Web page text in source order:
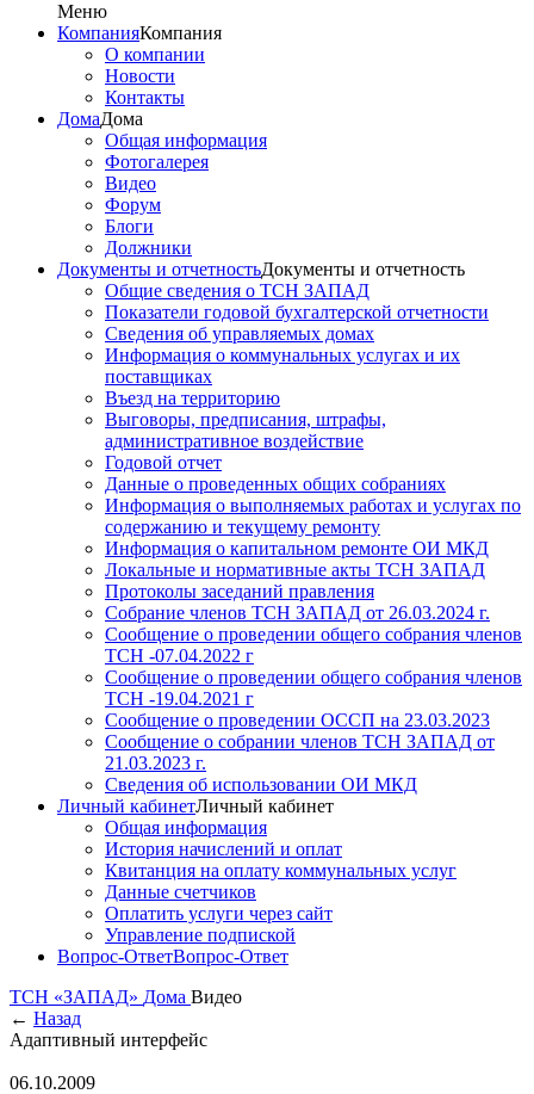
Меню
КомпанияКомпания
О компании
Новости
Контакты
ДомаДома
Общая информация
Фотогалерея
Видео
Форум
Блоги
Должники
Документы и отчетностьДокументы и отчетность
Общие сведения о ТСН ЗАПАД
Показатели годовой бухгалтерской отчетности
Сведения об управляемых домах
Информация о коммунальных услугах и их
поставщиках
Въезд на территорию
Выговоры, предписания, штрафы,
административное воздействие
Годовой отчет
Данные о проведенных общих собраниях
Информация о выполняемых работах и услугах по
содержанию и текущему ремонту
Информация о капитальном ремонте ОИ МКД
Локальные и нормативные акты ТСН ЗАПАД
Протоколы заседаний правления
Собрание членов ТСН ЗАПАД от 26.03.2024 г.
Сообщение о проведении общего собрания членов
ТСН -07.04.2022 г
Сообщение о проведении общего собрания членов
ТСН -19.04.2021 г
Сообщение о проведении ОССП на 23.03.2023
Сообщение о собрании членов ТСН ЗАПАД от
21.03.2023 г.
Сведения об использовании ОИ МКД
Личный кабинетЛичный кабинет
Общая информация
История начислений и оплат
Квитанция на оплату коммунальных услуг
Данные счетчиков
Оплатить услуги через сайт
Управление подпиской
Вопрос-ОтветВопрос-Ответ
ТСН «ЗАПАД» Дома Видео
← Назад
Адаптивный интерфейс
06.10.2009